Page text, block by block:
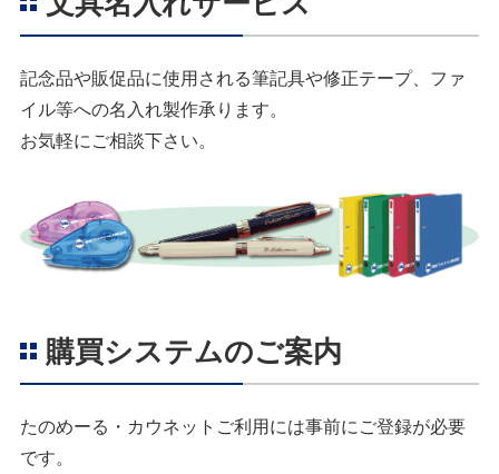
記念品や販促品に使用される筆記具や修正テープ、ファ
イル等への名入れ製作承ります。
お気軽にご相談下さい。
購買システムのご案内
たのめーる・カウネットご利用には事前にご登録が必要
です。